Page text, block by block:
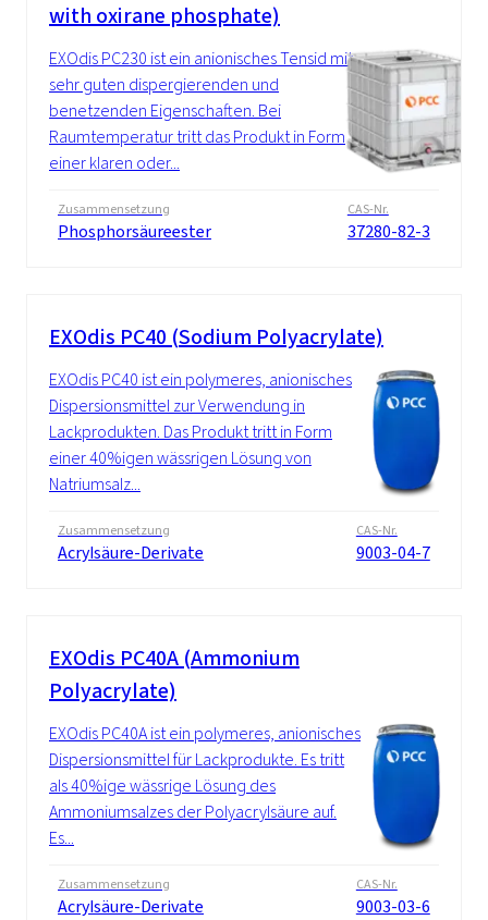
with oxirane phosphate)
EXOdis PC230 ist ein anionisches Tensid mit
sehr guten dispergierenden und
benetzenden Eigenschaften. Bei
Raumtemperatur tritt das Produkt in Form
einer klaren oder...
Zusammensetzung
Phosphorsäureester
CAS-Nr.
37280-82-3
EXOdis PC40 (Sodium Polyacrylate)
EXOdis PC40 ist ein polymeres, anionisches
Dispersionsmittel zur Verwendung in
Lackprodukten. Das Produkt tritt in Form
einer 40%igen wässrigen Lösung von
Natriumsalz...
Zusammensetzung
Acrylsäure-Derivate
CAS-Nr.
9003-04-7
EXOdis PC40A (Ammonium
Polyacrylate)
EXOdis PC40A ist ein polymeres, anionisches
Dispersionsmittel für Lackprodukte. Es tritt
als 40%ige wässrige Lösung des
Ammoniumsalzes der Polyacrylsäure auf.
Es...
Zusammensetzung
Acrylsäure-Derivate
CAS-Nr.
9003-03-6